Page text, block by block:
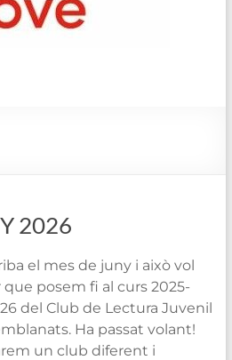
2026
el mes de juny i això vol
que posem fi al curs 2025-
del Club de Lectura Juvenil
Ha passat volant!
un club diferent i